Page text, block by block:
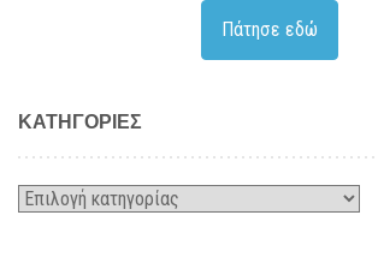
Πάτησε εδώ
KΑΤΗΓΟΡΊΕΣ
Kατηγορίες